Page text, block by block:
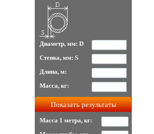
Диаметр, мм: D
Стенка, мм: S
Длина, м:
Масса, кг:
Масса 1 метра, кг: